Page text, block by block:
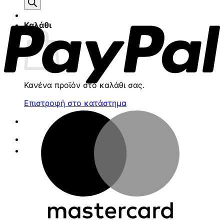
Καλάθι
Κανένα προϊόν στο καλάθι σας.
Επιστροφή στο κατάστημα